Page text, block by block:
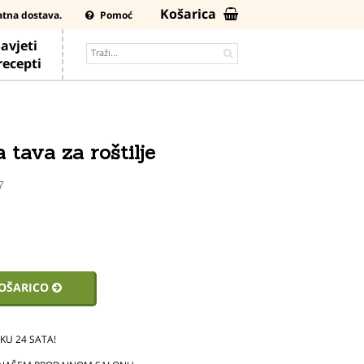
dostava. Pomoć
Košarica
tava za roštilje
24 SATA!